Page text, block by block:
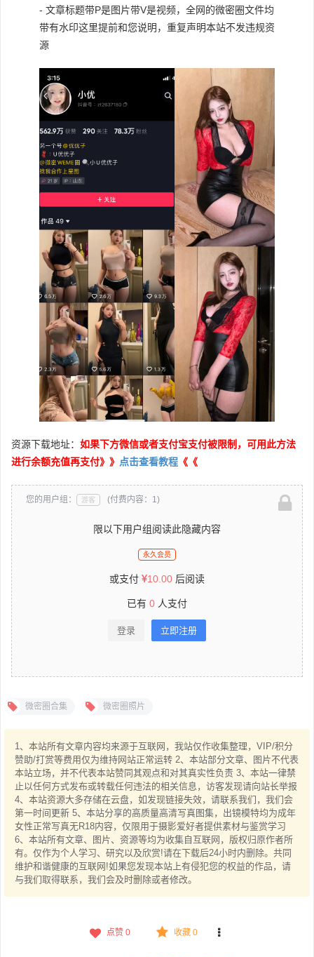
- 文章标题带P是图片带V是视频，全网的微密圈文件均
带有水印这里提前和您说明，重复声明本站不发违规资
源
资源下载地址： 如果下方微信或者支付宝支付被限制，可用此方法
进行余额充值再支付》》 点击查看教程 《《
您的用户组： 游客 (付费内容：1)
限以下用户组阅读此隐藏内容
永久会员
或支付 10.00 后阅读
已有 0 人支付
登录 立即注册
微密圈合集 微密圈照片
1、本站所有文章内容均来源于互联网，我站仅作收集整理，VIP/积分
赞助/打赏等费用仅为维持网站正常运转 2、本站部分文章、图片不代表
本站立场，并不代表本站赞同其观点和对其真实性负责 3、本站一律禁
止以任何方式发布或转载任何违法的相关信息，访客发现请向站长举报
4、本站资源大多存储在云盘，如发现链接失效，请联系我们，我们会
第一时间更新 5、本站分享的高质量高清写真图集，出镜模特均为成年
女性正常写真无R18内容，仅限用于摄影爱好者提供素材与鉴赏学习
6、本站所有文章、图片、资源等均为收集自互联网，版权归原作者所
有。仅作为个人学习、研究以及欣赏!请在下载后24小时内删除。共同
维护和谐健康的互联网!如果您发现本站上有侵犯您的权益的作品，请
与我们取得联系，我们会及时删除或者修改。
点赞 0 收藏 0